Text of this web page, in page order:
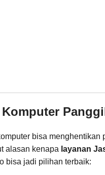
bisa menghentikan
alasan kenapa layanan
bisa jadi pilihan terbaik: